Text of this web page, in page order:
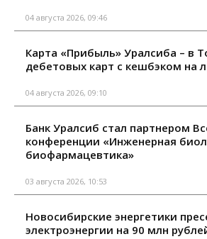
04 августа 2026, 09:46
Карта «Прибыль» Уралсиба – в
дебетовых карт с кешбэком на
04 августа 2026, 09:10
Банк Уралсиб стал партнером
конференции «Инженерная
биофармацевтика»
03 августа 2026, 10:53
Новосибирские энергетики
электроэнергии на 90 млн